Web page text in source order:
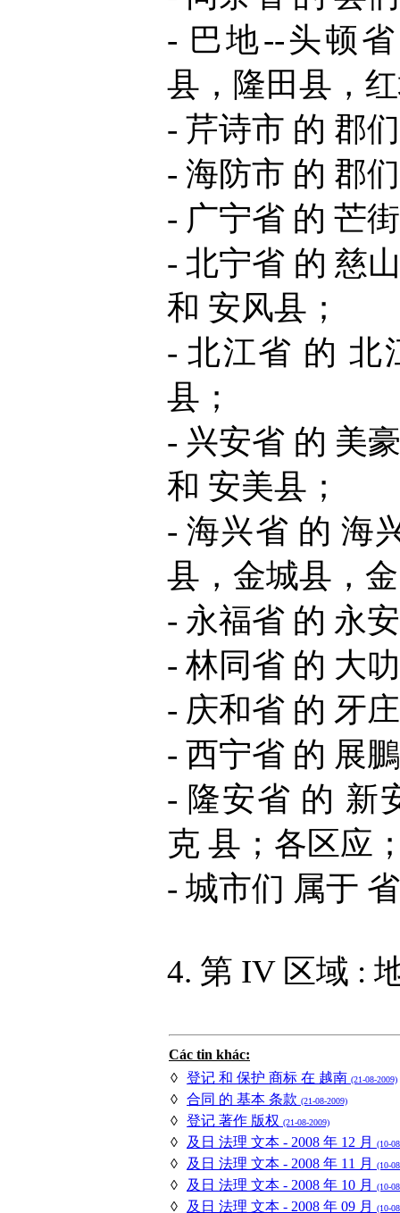
- 巴地--头顿
县，隆田县，
- 芹诗市 的 郡
- 海防市 的 郡
- 广宁省 的 芒
- 北宁省 的 慈
和 安风县；
- 北江省 的 北
县；
- 兴安省 的 美
和 安美县；
- 海兴省 的 海
县，金城县，
- 永福省 的 永
- 林同省 的 大
- 庆和省 的 牙
- 西宁省 的 展
- 隆安省 的 新
克 县；各区应
- 城市们 属于
4. 第 IV 区域 :
Các tin khác:
◊ 登记 和 保护 商标 在 越南 (21-08-2009)
◊ 合同 的 基本 条款 (21-08-2009)
◊ 登记 著作 版权 (21-08-2009)
◊ 及日 法理 文本 - 2008 年 12 月 (10-
◊ 及日 法理 文本 - 2008 年 11 月 (10-
◊ 及日 法理 文本 - 2008 年 10 月 (10-
◊ 及日 法理 文本 - 2008 年 09 月 (10-